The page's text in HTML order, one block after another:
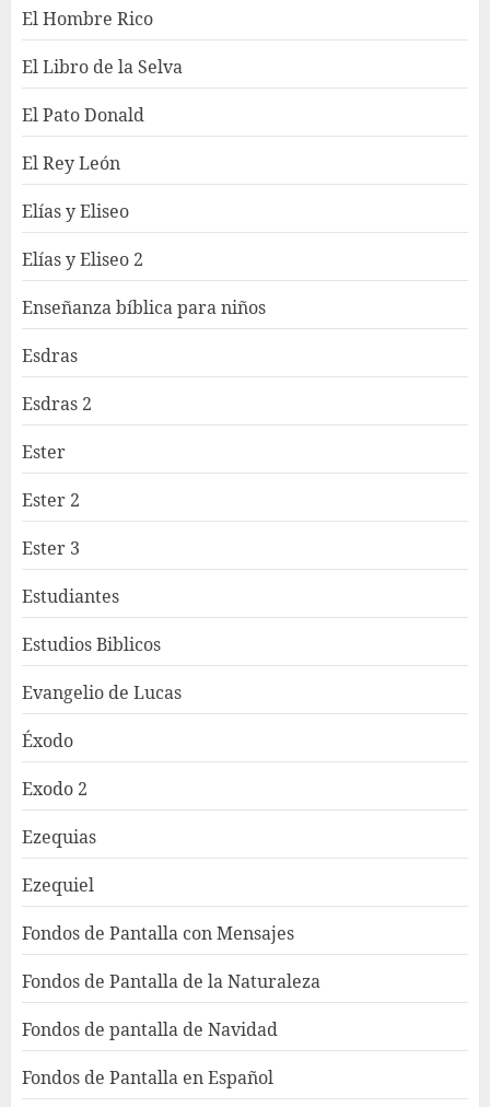
El Hombre Rico
El Libro de la Selva
El Pato Donald
El Rey León
Elías y Eliseo
Elías y Eliseo 2
Enseñanza bíblica para niños
Esdras
Esdras 2
Ester
Ester 2
Ester 3
Estudiantes
Estudios Biblicos
Evangelio de Lucas
Éxodo
Exodo 2
Ezequias
Ezequiel
Fondos de Pantalla con Mensajes
Fondos de Pantalla de la Naturaleza
Fondos de pantalla de Navidad
Fondos de Pantalla en Español